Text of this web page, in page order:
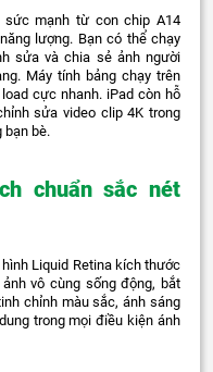
sức mạnh từ con chip A14
lượng. Bạn có thể chạy
sửa và chia sẻ ảnh người
Máy tính bảng chạy trên
cực nhanh. iPad còn hỗ
sửa video clip 4K trong
bạn bè.
chuẩn sắc nét
Liquid Retina kích thước
vô cùng sống động, bắt
chỉnh màu sắc, ánh sáng
trong mọi điều kiện ánh